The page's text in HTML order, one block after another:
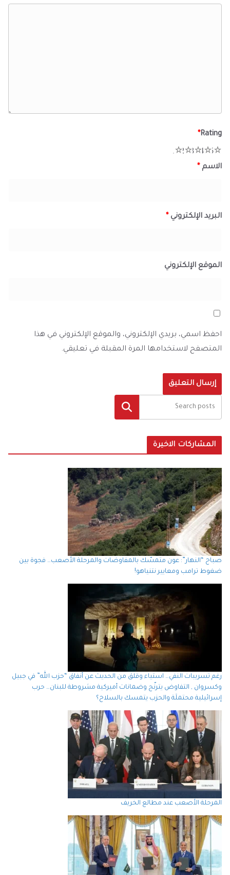
Rating
*
5
4
3
2
الاسم *
البريد الإلكتروني *
الموقع الإلكتروني
احفظ اسمي، بريدي الإلكتروني، والموقع الإلكتروني في هذا
المتصفح لاستخدامها المرة المقبلة في تعليقي.
البحث
المشاركات الاخيرة
صباح “النهار”: عون متمسّك بالمفاوضات والمرحلة الأصعب… فجوة بين
ضغوط ترامب ومعايير نتنياهو!
رغم تسريبات النفي… استياء وقلق من الحديث عن أنفاق “حزب الله” في جبيل
وكسروان , التفاوض يترنّح وضمانات أميركية مشروطة للبنان… حرب
إسرائيلية محتملَة والحزب يتمسك بالسلاح؟
المرحلة الأصعب عند مطالع الخريف